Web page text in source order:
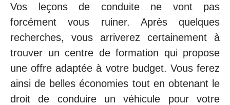
Vos leçons de conduite ne vont pas
forcément vous ruiner. Après quelques
recherches, vous arriverez certainement à
trouver un centre de formation qui propose
une offre adaptée à votre budget. Vous ferez
ainsi de belles économies tout en obtenant le
droit de conduire un véhicule pour votre